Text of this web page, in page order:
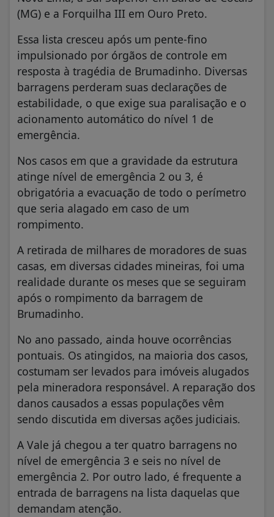
(MG) e a Forquilha III em Ouro Preto.
Essa lista cresceu após um pente-fino
impulsionado por órgãos de controle em
resposta à tragédia de Brumadinho. Diversas
barragens perderam suas declarações de
estabilidade, o que exige sua paralisação e o
acionamento automático do nível 1 de
emergência.
Nos casos em que a gravidade da estrutura
atinge nível de emergência 2 ou 3, é
obrigatória a evacuação de todo o perímetro
que seria alagado em caso de um
rompimento.
A retirada de milhares de moradores de suas
casas, em diversas cidades mineiras, foi uma
realidade durante os meses que se seguiram
após o rompimento da barragem de
Brumadinho.
No ano passado, ainda houve ocorrências
pontuais. Os atingidos, na maioria dos casos,
costumam ser levados para imóveis alugados
pela mineradora responsável. A reparação dos
danos causados a essas populações vêm
sendo discutida em diversas ações judiciais.
A Vale já chegou a ter quatro barragens no
nível de emergência 3 e seis no nível de
emergência 2. Por outro lado, é frequente a
entrada de barragens na lista daquelas que
demandam atenção.